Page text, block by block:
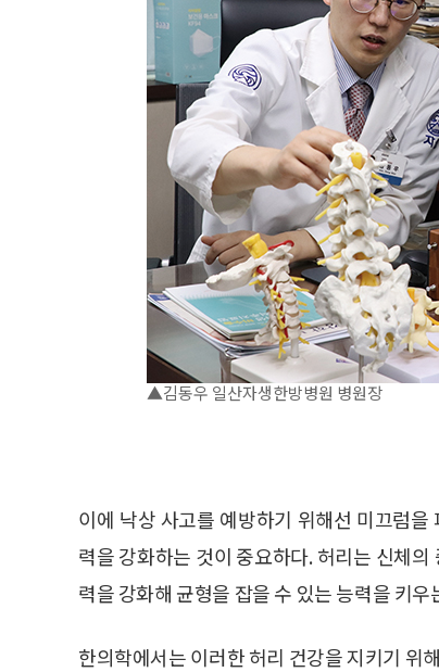
▲김동우 일산자생한방병원 병원장
이에 낙상 사고를 예방하기 위해선 미끄럼
력을 강화하는 것이 중요하다. 허리는 신체
력을 강화해 균형을 잡을 수 있는 능력을 키우
한의학에서는 이러한 허리 건강을 지키기 위